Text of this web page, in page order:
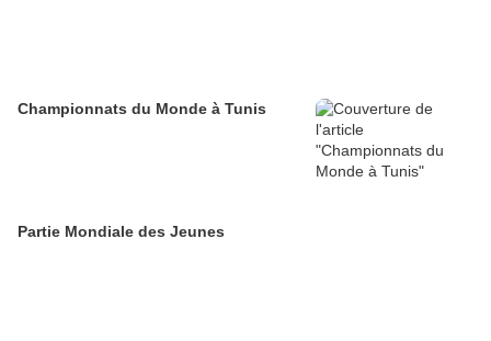
Championnats du Monde à Tunis
Partie Mondiale des Jeunes